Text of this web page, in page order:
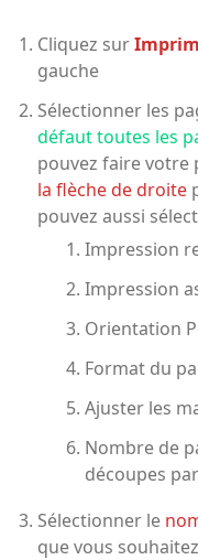
Cliquez sur
gauche
Sélectionner les
défaut toutes les
pouvez faire votre
la flèche de droite
pouvez aussi
Impression
Impression
Orientation
Format du
Ajuster les
Nombre de
découpes
Sélectionner le
que vous